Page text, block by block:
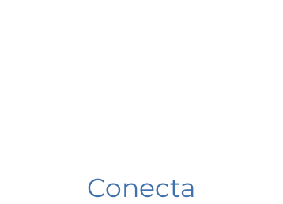
Conecta